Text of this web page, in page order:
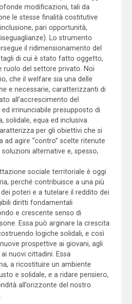
modificazioni, tali da
le stesse finalità costitutive
pari opportunità,
Lo strumento
il ridimensionamento del
tagli di cui è stato fatto oggetto,
ruolo del settore privato. Noi
che il welfare sia una delle
e necessarie, caratterizzanti di
all’accrescimento del
irrinunciabile presupposto di
solidale, equa ed inclusiva.
per gli obiettivi che si
ad agire “contro” scelte ritenute
alternative e, spesso,
sociale territoriale è oggi
perché contribuisce a una più
poteri e a tutelare il reddito dei
diritti fondamentali
e crescente senso di
Essa può arginare la crescita
logiche solidali, e così
prospettive ai giovani, agli
nuovi cittadini. Essa
a ricostituire un ambiente
e solidale, e a ridare pensiero,
all’orizzonte del nostro